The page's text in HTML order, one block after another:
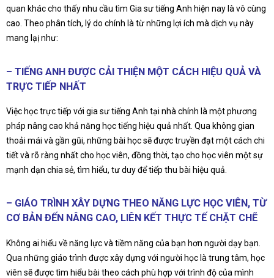
quan khác cho thấy nhu cầu tìm Gia sư tiếng Anh hiện nay là vô cùng
cao. Theo phân tích, lý do chính là từ những lợi ích mà dịch vụ này
mang lạị như:
– TIẾNG ANH ĐƯỢC CẢI THIỆN MỘT CÁCH HIỆU QUẢ VÀ
TRỰC TIẾP NHẤT
Việc học trực tiếp với gia sư tiếng Anh tại nhà chính là một phương
pháp nâng cao khả năng học tiếng hiệu quả nhất. Qua không gian
thoải mái và gần gũi, những bài học sẽ được truyền đạt một cách chi
tiết và rõ ràng nhất cho học viên, đồng thời, tạo cho học viên một sự
mạnh dạn chia sẻ, tìm hiểu, tư duy để tiếp thu bài hiệu quả.
– GIÁO TRÌNH XÂY DỰNG THEO NĂNG LỰC HỌC VIÊN, TỪ
CƠ BẢN ĐẾN NÂNG CAO, LIÊN KẾT THỰC TẾ CHẶT CHẼ
Không ai hiểu về năng lực và tiềm năng của bạn hơn người dạy bạn.
Qua những giáo trình được xây dựng với người học là trung tâm, học
viên sẽ được tìm hiểu bài theo cách phù hợp với trình độ của mình